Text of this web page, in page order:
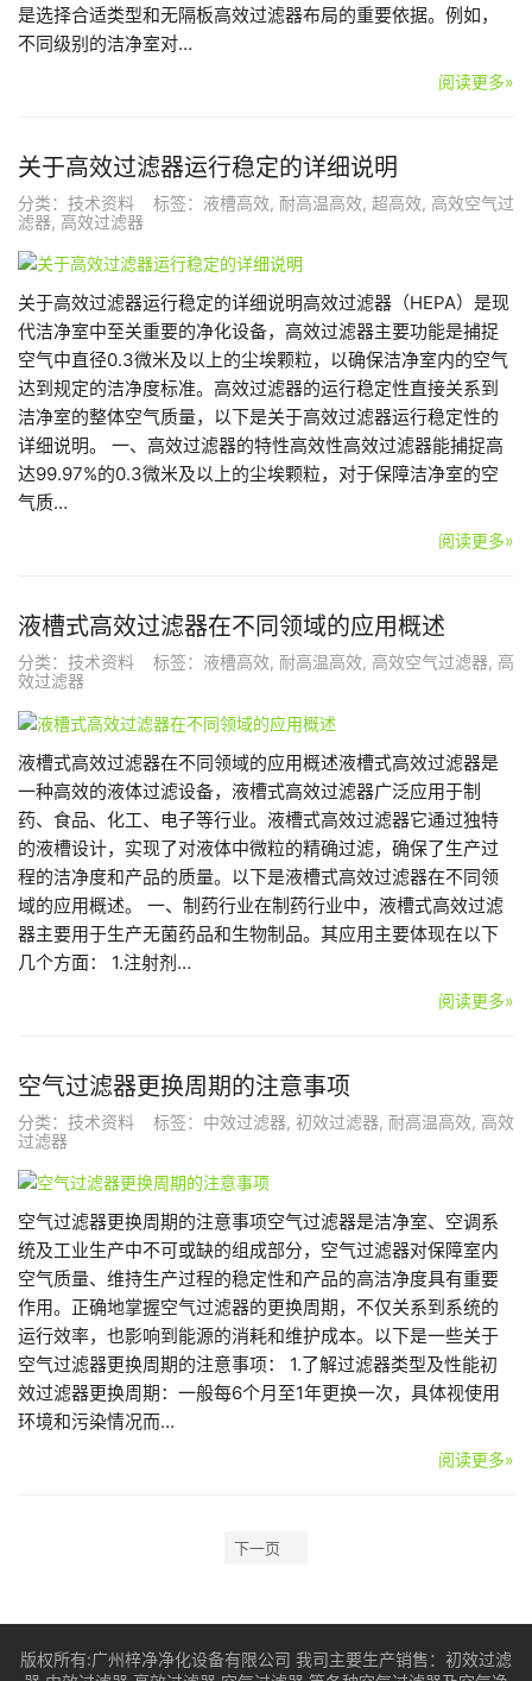
是选择合适类型和无隔板高效过滤器布局的重要依据。例如，
不同级别的洁净室对…
阅读更多»
关于高效过滤器运行稳定的详细说明
分类： 技术资料 标签： 液槽高效, 耐高温高效, 超高效, 高效空气过
滤器, 高效过滤器
关于高效过滤器运行稳定的详细说明高效过滤器（HEPA）是现
代洁净室中至关重要的净化设备，高效过滤器主要功能是捕捉
空气中直径0.3微米及以上的尘埃颗粒，以确保洁净室内的空气
达到规定的洁净度标准。高效过滤器的运行稳定性直接关系到
洁净室的整体空气质量，以下是关于高效过滤器运行稳定性的
详细说明。 一、高效过滤器的特性高效性高效过滤器能捕捉高
达99.97%的0.3微米及以上的尘埃颗粒，对于保障洁净室的空
气质…
阅读更多»
液槽式高效过滤器在不同领域的应用概述
分类： 技术资料 标签： 液槽高效, 耐高温高效, 高效空气过滤器, 高
效过滤器
液槽式高效过滤器在不同领域的应用概述液槽式高效过滤器是
一种高效的液体过滤设备，液槽式高效过滤器广泛应用于制
药、食品、化工、电子等行业。液槽式高效过滤器它通过独特
的液槽设计，实现了对液体中微粒的精确过滤，确保了生产过
程的洁净度和产品的质量。以下是液槽式高效过滤器在不同领
域的应用概述。 一、制药行业在制药行业中，液槽式高效过滤
器主要用于生产无菌药品和生物制品。其应用主要体现在以下
几个方面： 1.注射剂…
阅读更多»
空气过滤器更换周期的注意事项
分类： 技术资料 标签： 中效过滤器, 初效过滤器, 耐高温高效, 高效
过滤器
空气过滤器更换周期的注意事项空气过滤器是洁净室、空调系
统及工业生产中不可或缺的组成部分，空气过滤器对保障室内
空气质量、维持生产过程的稳定性和产品的高洁净度具有重要
作用。正确地掌握空气过滤器的更换周期，不仅关系到系统的
运行效率，也影响到能源的消耗和维护成本。以下是一些关于
空气过滤器更换周期的注意事项： 1.了解过滤器类型及性能初
效过滤器更换周期：一般每6个月至1年更换一次，具体视使用
环境和污染情况而…
阅读更多»
下一页
版权所有:广州梓净净化设备有限公司 我司主要生产销售： 初效过滤